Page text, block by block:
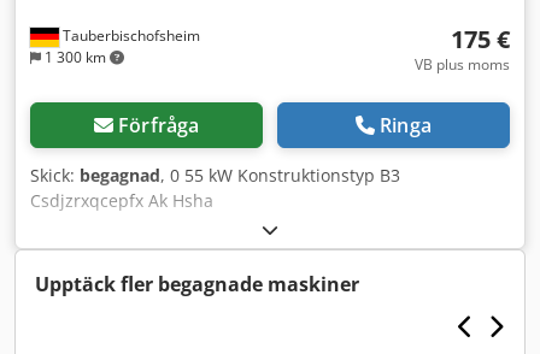
Tauberbischofsheim
1 300 km
175 €
VB plus moms
Förfråga Ringa
Skick: begagnad, 0 55 kW Konstruktionstyp B3
Csdjzrxqcepfx Ak Hsha
Upptäck fler begagnade maskiner